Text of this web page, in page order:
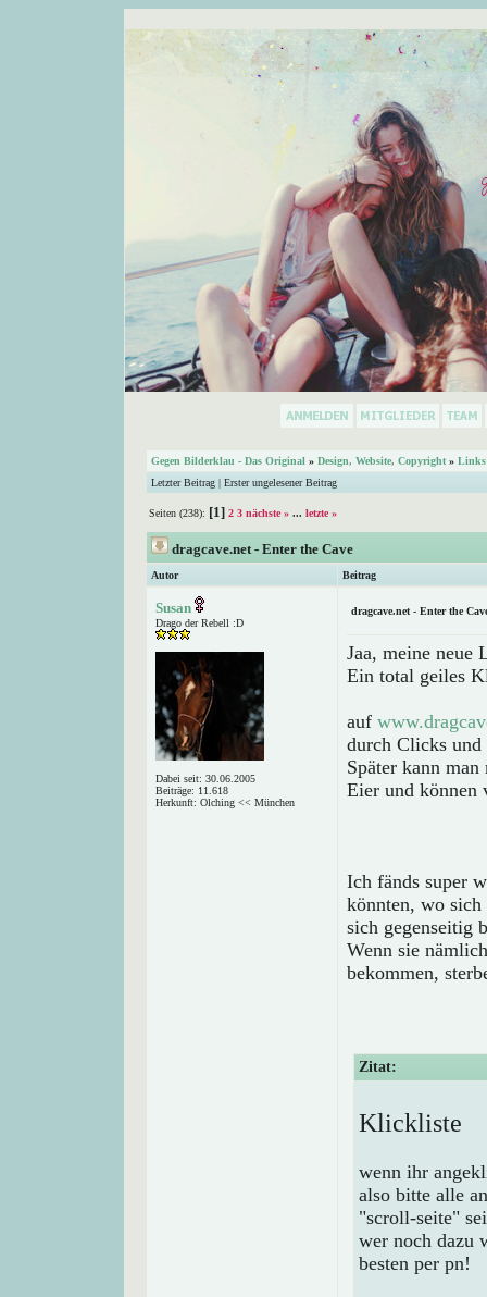
Gegen Bilderklau - Das Original » Design, Website, Copyright » Links
Letzter Beitrag | Erster ungelesener Beitrag
Seiten (238): [1] 2 3 nächste » ... letzte »
dragcave.net - Enter the Cave
Autor Beitrag
Susan
Drago der Rebell :D
Dabei seit: 30.06.2005
Beiträge: 11.618
Herkunft: Olching << München
dragcave.net - Enter the
Jaa, meine neue
Ein total geiles
auf
durch Clicks und
Später kann
Eier und können
Ich fänds super
könnten, wo
sich gegenseitig
Wenn sie
bekommen,
Zitat:
Klickliste
wenn ihr
also bitte alle
"scroll-seite"
wer noch dazu
besten per pn!